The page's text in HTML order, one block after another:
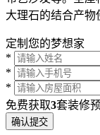
大理石的结合产物
定制您的梦想家
*
*
*
免费获取3套装修